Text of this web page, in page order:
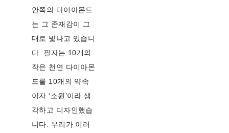
안쪽의 다이아몬드
는 그 존재감이 그
대로 빛나고 있습니
다. 필자는 10개의
작은 천연 다이아몬
드를 10개의 약속
이자 ‘소원’이라 생
각하고 디자인했습
니다. 우리가 이러